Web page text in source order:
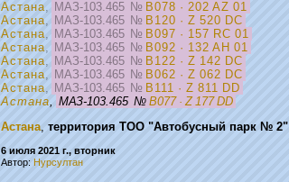
Астана, МАЗ-103.465 № B078 · 202 AZ 01
Астана, МАЗ-103.465 № B120 · Z 520 DC
Астана, МАЗ-103.465 № B097 · 157 RC 01
Астана, МАЗ-103.465 № B092 · 132 AH 01
Астана, МАЗ-103.465 № B122 · Z 142 DC
Астана, МАЗ-103.465 № B062 · Z 062 DC
Астана, МАЗ-103.465 № B111 · Z 811 DD
Астана, МАЗ-103.465 № B077 · Z 177 DD
Астана, территория ТОО "Автобусный парк № 2"
6 июля 2021 г., вторник
Автор: Нурсултан